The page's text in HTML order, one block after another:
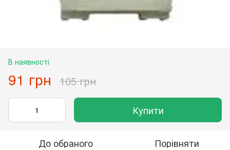
В наявності
91 грн 105 грн
Купити
До обраного Порівняти